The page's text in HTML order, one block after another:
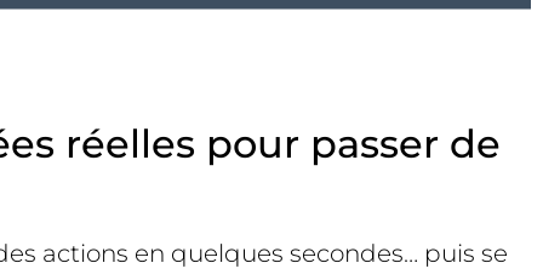
réelles pour passer de
actions en quelques secondes… puis se